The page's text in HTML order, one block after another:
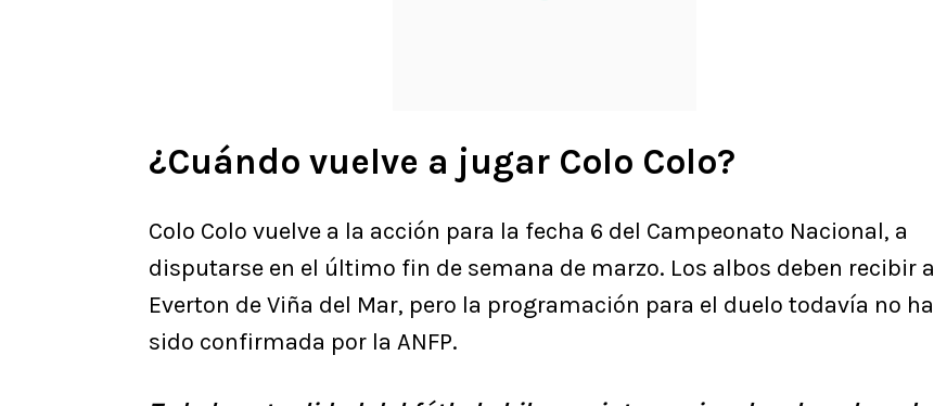
¿Cuándo vuelve a jugar Colo Colo?
Colo Colo vuelve a la acción para la fecha 6 del Campeonato Nacional, a
disputarse en el último fin de semana de marzo. Los albos deben recibir a
Everton de Viña del Mar, pero la programación para el duelo todavía no ha
sido confirmada por la ANFP.